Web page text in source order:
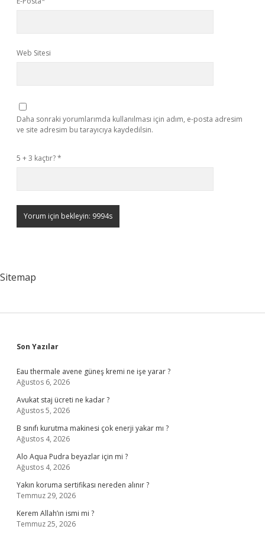
Web Sitesi
Daha sonraki yorumlarımda kullanılması için adım, e-posta adresim
ve site adresim bu tarayıcıya kaydedilsin.
5 + 3 kaçtır?*
Sitemap
Sidebar
Son Yazılar
Eau thermale avene güneş kremi ne işe yarar ?
Ağustos 6, 2026
Avukat staj ücreti ne kadar ?
Ağustos 5, 2026
B sınıfı kurutma makinesi çok enerji yakar mı ?
Ağustos 4, 2026
Alo Aqua Pudra beyazlar için mi ?
Ağustos 4, 2026
Yakın koruma sertifikası nereden alınır ?
Temmuz 29, 2026
Kerem Allah’ın ismi mi ?
Temmuz 25, 2026